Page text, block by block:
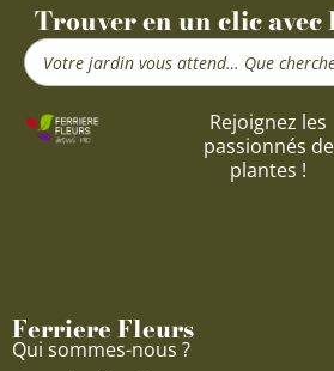
Trouver en un clic avec
Search
...
Rejoignez les
passionnés de
plantes !
Ferriere Fleurs
Qui sommes-nous ?